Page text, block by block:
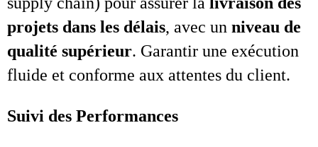
projets dans les délais, avec un niveau de
qualité supérieur. Garantir une exécution
fluide et conforme aux attentes du client.
Suivi des Performances